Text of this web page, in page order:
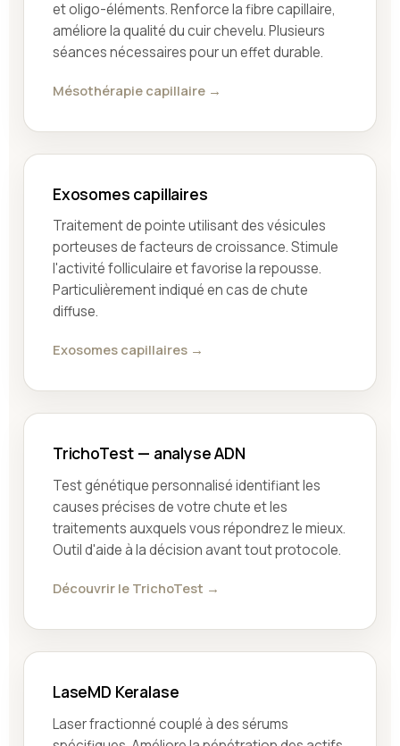
et oligo-éléments. Renforce la fibre capillaire,
améliore la qualité du cuir chevelu. Plusieurs
séances nécessaires pour un effet durable.
Mésothérapie capillaire →
Exosomes capillaires
Traitement de pointe utilisant des vésicules
porteuses de facteurs de croissance. Stimule
l'activité folliculaire et favorise la repousse.
Particulièrement indiqué en cas de chute
diffuse.
Exosomes capillaires →
TrichoTest — analyse ADN
Test génétique personnalisé identifiant les
causes précises de votre chute et les
traitements auxquels vous répondrez le mieux.
Outil d'aide à la décision avant tout protocole.
Découvrir le TrichoTest →
LaseMD Keralase
Laser fractionné couplé à des sérums